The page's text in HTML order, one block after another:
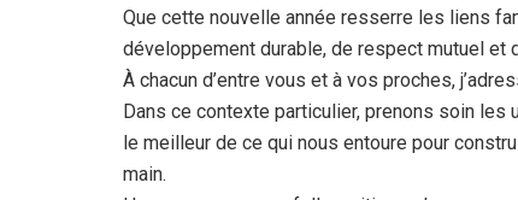
Que cette nouvelle année resserre les liens
développement durable, de respect mutuel
À chacun d’entre vous et à vos proches,
Dans ce contexte particulier, prenons soin les
le meilleur de ce qui nous entoure pour
main.